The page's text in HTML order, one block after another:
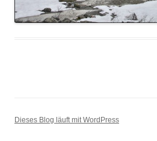
Dieses Blog läuft mit WordPress